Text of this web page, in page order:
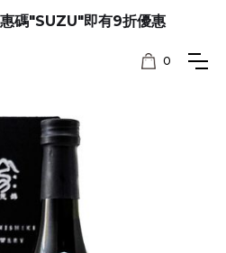
碼"SUZU"即有9折優惠
0